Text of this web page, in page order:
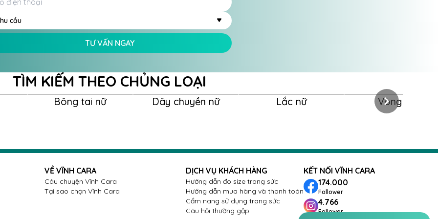
như gặp gỡ khách hàng, đối tác hay dự
0143 trở thành điểm nhấn tinh tế, tiếp
Đừng bỏ lỡ cơ hội sở hữu thiết kế độc
cầu
TƯ VẤN NGAY
TÌM KIẾM THEO CHỦNG LOẠI
Bông tai nữ Dây chuyền nữ Lắc nữ Vòng nữ
VỀ VĨNH CARA
Câu chuyện Vĩnh Cara
Tại sao chọn Vĩnh Cara
DỊCH VỤ KHÁCH HÀNG
Hướng dẫn đo size trang sức
Hướng dẫn mua hàng và thanh toán
Cẩm nang sử dụng trang sức
Câu hỏi thường gặp
KẾT NỐI VĨNH CARA
174.000
Follower
4.766
Follower